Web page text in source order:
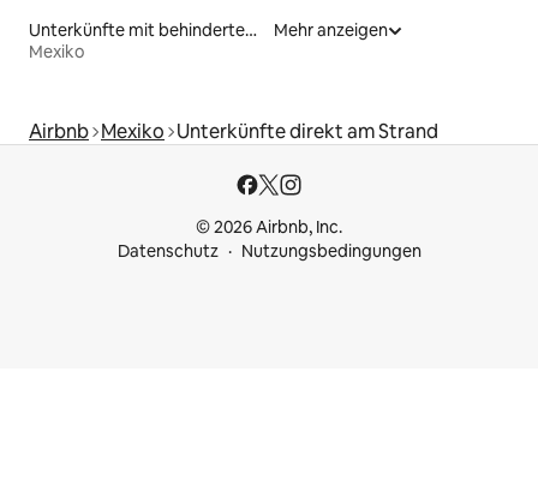
Unterkünfte mit behindertengerechtem WC
Mexiko
Mehr anzeigen
Airbnb Mexiko Unterkünfte direkt am Strand
© 2026 Airbnb, Inc.
Datenschutz
Nutzungsbedingungen